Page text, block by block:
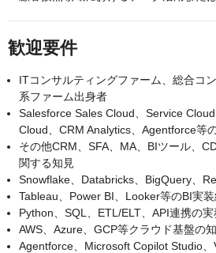
歓迎要件
ITコンサルティングファーム、総合コ
系ファーム出身者
Salesforce Sales Cloud、Service
Cloud、CRM Analytics、Agentforce等
その他CRM、SFA、MA、BIツール、
関する知見
Snowflake、Databricks、BigQuery、
Tableau、Power BI、Looker等のBI実
Python、SQL、ETL/ELT、API連携の
AWS、Azure、GCP等クラウド基盤の
Agentforce、Microsoft Copilot Studio